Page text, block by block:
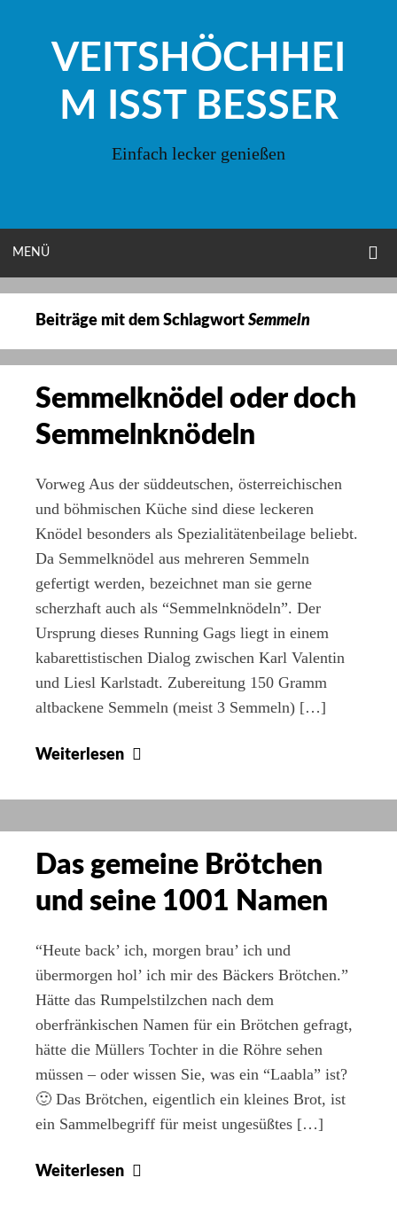
VEITSHÖCHHEI
M ISST BESSER
Einfach lecker genießen
MENÜOPEN
Beiträge mit dem Schlagwort Semmeln
Semmelknödel oder doch
Semmelnknödeln
Vorweg Aus der süddeutschen, österreichischen
und böhmischen Küche sind diese leckeren
Knödel besonders als Spezialitätenbeilage beliebt.
Da Semmelknödel aus mehreren Semmeln
gefertigt werden, bezeichnet man sie gerne
scherzhaft auch als “Semmelnknödeln”. Der
Ursprung dieses Running Gags liegt in einem
kabarettistischen Dialog zwischen Karl Valentin
und Liesl Karlstadt. Zubereitung 150 Gramm
altbackene Semmeln (meist 3 Semmeln) […]
Weiterlesen
doch
Das gemeine Brötchen
und seine 1001 Namen
“Heute back’ ich, morgen brau’ ich und
übermorgen hol’ ich mir des Bäckers Brötchen.”
Hätte das Rumpelstilzchen nach dem
oberfränkischen Namen für ein Brötchen gefragt,
hätte die Müllers Tochter in die Röhre sehen
müssen – oder wissen Sie, was ein “Laabla” ist?
🙂 Das Brötchen, eigentlich ein kleines Brot, ist
ein Sammelbegriff für meist ungesüßtes […]
Weiterlesen